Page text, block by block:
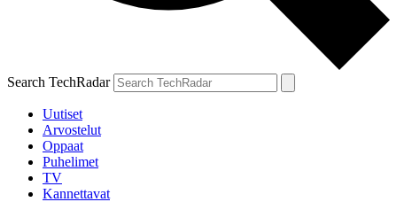
Search TechRadar
Uutiset
Arvostelut
Oppaat
Puhelimet
TV
Kannettavat